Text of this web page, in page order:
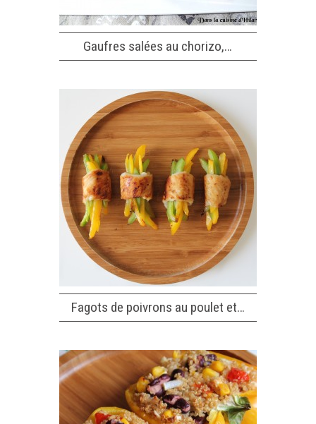
Gaufres salées au chorizo,…
Fagots de poivrons au poulet et…